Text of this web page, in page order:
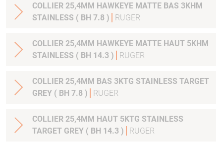
COLLIER 25,4MM HAWKEYE MATTE BAS 3KHM
STAINLESS ( BH 7.8 )
RUGER
COLLIER 25,4MM HAWKEYE MATTE HAUT 5KHM
STAINLESS ( BH 14.3 )
RUGER
COLLIER 25,4MM BAS 3KTG STAINLESS TARGET
GREY ( BH 7.8 )
RUGER
COLLIER 25,4MM HAUT 5KTG STAINLESS
TARGET GREY ( BH 14.3 )
RUGER